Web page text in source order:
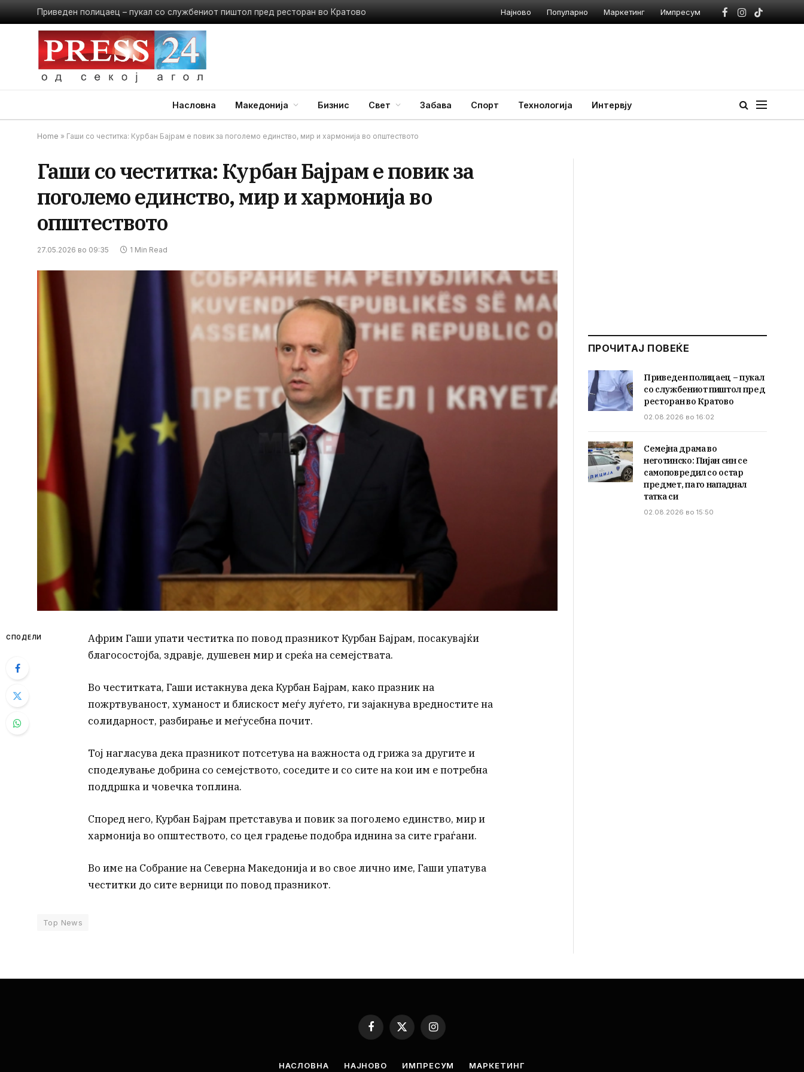
Приведен полицаец – пукал со службениот пиштол пред ресторан во Кратово Најново Популарно Маркетинг Импресум
Facebook
Instagram
TikTok
Насловна Македонија Бизнис Свет Забава Спорт Технологија Интервју
Home » Гаши со честитка: Курбан Бајрам е повик за поголемо единство, мир и хармонија во општеството
Гаши со честитка: Курбан Бајрам е повик за
поголемо единство, мир и хармонија во
општеството
27.05.2026 во 09:35 1 Min Read
СПОДЕЛИ
Африм Гаши упати честитка по повод празникот Курбан Бајрам, посакувајќи
благосостојба, здравје, душевен мир и среќа на семејствата.
Во честитката, Гаши истакнува дека Курбан Бајрам, како празник на
пожртвуваност, хуманост и блискост меѓу луѓето, ги зајакнува вредностите на
солидарност, разбирање и меѓусебна почит.
Тој нагласува дека празникот потсетува на важноста од грижа за другите и
споделување добрина со семејството, соседите и со сите на кои им е потребна
поддршка и човечка топлина.
Според него, Курбан Бајрам претставува и повик за поголемо единство, мир и
хармонија во општеството, со цел градење подобра иднина за сите граѓани.
Во име на Собрание на Северна Македонија и во свое лично име, Гаши упатува
честитки до сите верници по повод празникот.
Top News
ПРОЧИТАЈ ПОВЕЌЕ
Приведен полицаец – пукал
со службениот пиштол пред
ресторан во Кратово
02.08.2026 во 16:02
Семејна драма во
неготинско: Пијан син се
самоповредил со остар
предмет, па го нападнал
татка си
02.08.2026 во 15:50
Facebook
X
Instagram
НАСЛОВНА НАЈНОВО ИМПРЕСУМ МАРКЕТИНГ